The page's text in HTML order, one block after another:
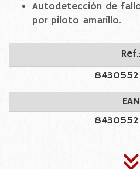
Autodetección de
por piloto amarillo.
Ref.:
EAN